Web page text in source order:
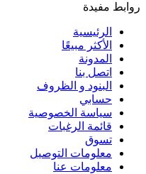
روابط مفيدة
الرئيسية
الأكثر مبيعًا
المدونة
اتصل بنا
البنود و الظروف
حسابي
سياسة الخصوصية
قائمة الرغبات
تسوق
معلومات التوصيل
معلومات عنا